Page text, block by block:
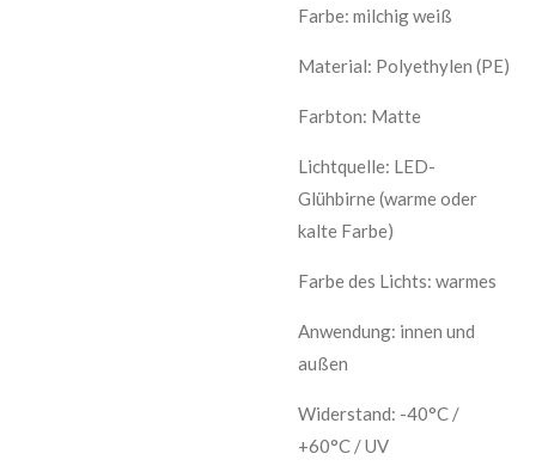
Farbe: milchig weiß
Material: Polyethylen (PE)
Farbton: Matte
Lichtquelle: LED-
Glühbirne (warme oder
kalte Farbe)
Farbe des Lichts: warmes
Anwendung: innen und
außen
Widerstand: -40°C /
+60°C / UV